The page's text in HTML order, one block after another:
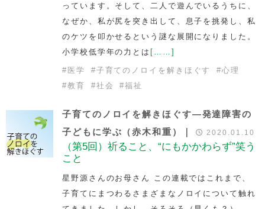
っています。そして、二人で遊んでいるうちに、
なぜか、私が尻を突き出して、息子を挑発し、私
のケツを叩かせるという謎な展開になりました。
小学校低学年の力とは [……]
# 医学 #子育てのノロイを解きほぐす #心理
#教育 #社会 #福祉
子育てのノロイを解きほぐす―発達障害の
子どもに学ぶ（赤木和重）｜
2020.01.10
（第5回）祈ること、“にもかかわらず”笑う
こと
星野源さんのお母さん この連載ではこれまで、
子育てにまつわるさまざまなノロイについて触れ